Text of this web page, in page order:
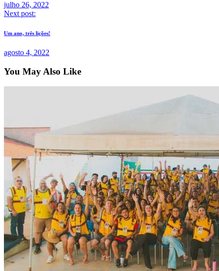
julho 26, 2022
Next post:
Um ano, três lições!
agosto 4, 2022
You May Also Like